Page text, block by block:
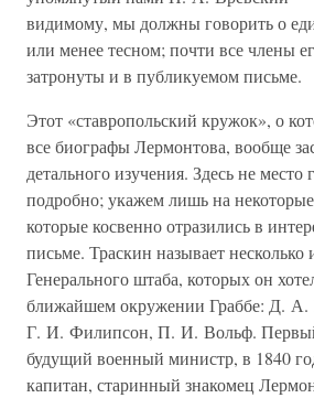
видимому, мы должны говорить о
или менее тесном; почти все члены
затронуты и в публикуемом письме.
Этот «ставропольский кружок», о
все биографы Лермонтова, вообще
детального изучения. Здесь не место
подробно; укажем лишь на
которые косвенно отразились в
письме. Траскин называет
Генерального штаба, которых он
ближайшем окружении Граббе: Д.
Г. И. Филипсон, П. И. Вольф.
будущий военный министр, в 1840
капитан, старинный знакомец